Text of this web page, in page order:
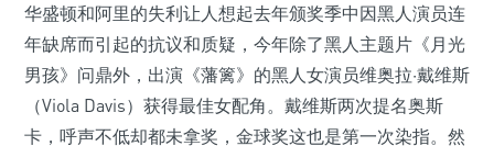
华盛顿和阿里的失利让人想起去年颁奖季中因黑人演员连
年缺席而引起的抗议和质疑，今年除了黑人主题片《月光
男孩》问鼎外，出演《藩篱》的黑人女演员维奥拉·戴维斯
（Viola Davis）获得最佳女配角。戴维斯两次提名奥斯
卡，呼声不低却都未拿奖，金球奖这也是第一次染指。然